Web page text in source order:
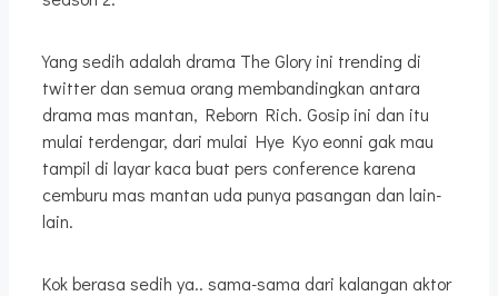
Yang sedih adalah drama The Glory ini trending di
twitter dan semua orang membandingkan antara
drama mas mantan, Reborn Rich. Gosip ini dan itu
mulai terdengar, dari mulai Hye Kyo eonni gak mau
tampil di layar kaca buat pers conference karena
cemburu mas mantan uda punya pasangan dan lain-
lain.
Kok berasa sedih ya.. sama-sama dari kalangan aktor